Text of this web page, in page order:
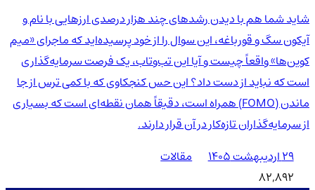
شاید شما هم با دیدن رشدهای چند هزار درصدی ارزهایی با نام و
آیکون سگ و قورباغه، این سوال را از خود پرسیده‌اید که ماجرای «میم
کوین‌ها» واقعاً چیست و آیا این تب‌وتاب، یک فرصت سرمایه‌گذاری
است که نباید از دست داد؟ این حس کنجکاوی که با کمی ترس از جا
ماندن (FOMO) همراه است، دقیقاً همان نقطه‌ای است که بسیاری
از سرمایه‌گذاران تازه‌کار در آن قرار دارند.
۲۹ اردیبهشت ۱۴۰۵
مقالات
82,892